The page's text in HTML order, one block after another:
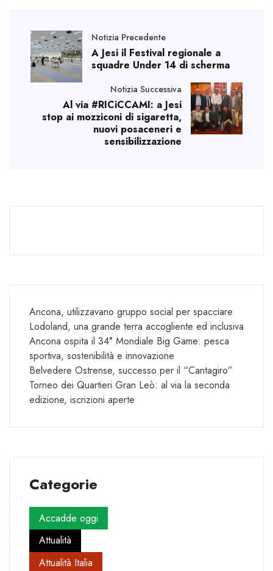
Notizia Precedente
A Jesi il Festival regionale a
squadre Under 14 di scherma
Notizia Successiva
Al via #RICiCCAMI: a Jesi
stop ai mozziconi di sigaretta,
nuovi posaceneri e
sensibilizzazione
Ancona, utilizzavano gruppo social per spacciare
Lodoland, una grande terra accogliente ed inclusiva
Ancona ospita il 34° Mondiale Big Game: pesca
sportiva, sostenibilità e innovazione
Belvedere Ostrense, successo per il “Cantagiro”
Torneo dei Quartieri Gran Leò: al via la seconda
edizione, iscrizioni aperte
Categorie
Accadde oggi
Attualità
Attualità Italia